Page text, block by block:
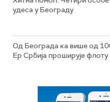
удеса у Београду
Од Београда ка више од
Ер Србија проширује